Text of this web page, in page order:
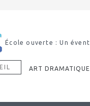
École ouverte : Un
ART DRAMATIQUE